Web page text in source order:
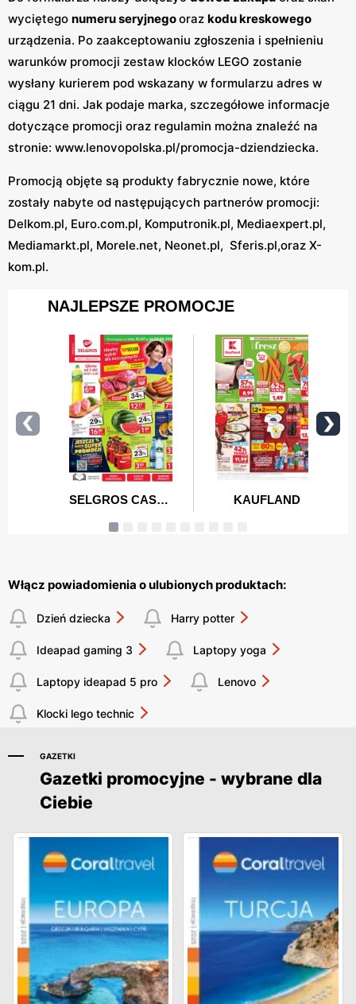
wyciętego numeru seryjnegooraz kodu kreskowego
urządzenia. Po zaakceptowaniu zgłoszenia i spełnieniu
warunków promocji zestaw klocków LEGO zostanie
wysłany kurierem pod wskazany w formularzu adres w
ciągu 21 dni. Jak podaje marka, szczegółowe informacje
dotyczące promocji oraz regulamin można znaleźć na
stronie: www.lenovopolska.pl/promocja-dziendziecka.
Promocją objęte są produkty fabrycznie nowe, które
zostały nabyte od następujących partnerów promocji:
Delkom.pl, Euro.com.pl, Komputronik.pl, Mediaexpert.pl,
Mediamarkt.pl, Morele.net, Neonet.pl, Sferis.pl,oraz X-
kom.pl.
Włącz powiadomienia o ulubionych produktach:
Dzień dziecka Harry potter
Ideapad gaming 3 Laptopy yoga
Laptopy ideapad 5 pro Lenovo
Klocki lego technic
GAZETKI
Gazetki promocyjne - wybrane dla
Ciebie